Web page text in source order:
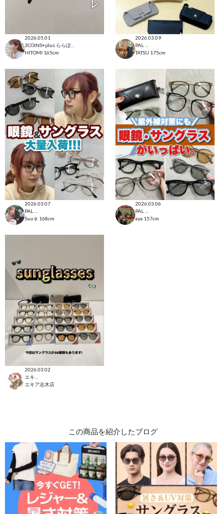
2026.05.01
3COINS+plus ららぽーと和泉店
HITOMI 165cm
2026.03.09
TATSU 175cm
2026.03.07
Suu☺︎ 168cm
2026.03.06
aya 157cm
2026.03.02
エキア志木店
この商品を紹介したブログ